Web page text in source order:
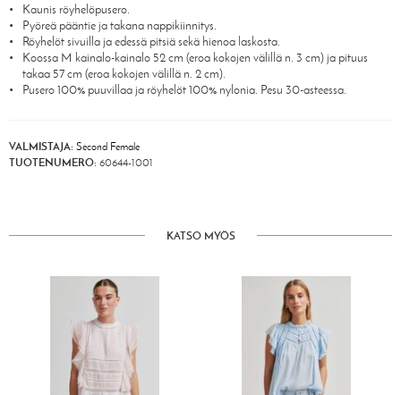
Kaunis röyhelöpusero.
Pyöreä pääntie ja takana nappikiinnitys.
Röyhelöt sivuilla ja edessä pitsiä sekä hienoa laskosta.
Koossa M kainalo-kainalo 52 cm (eroa kokojen välillä n. 3 cm) ja pituus
takaa 57 cm (eroa kokojen välillä n. 2 cm).
Pusero 100% puuvillaa ja röyhelöt 100% nylonia. Pesu 30-asteessa.
VALMISTAJA: Second Female
TUOTENUMERO: 60644-1001
KATSO MYÖS